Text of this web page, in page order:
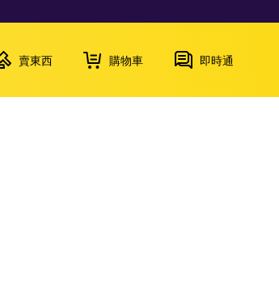
賣東西 購物車 即時通